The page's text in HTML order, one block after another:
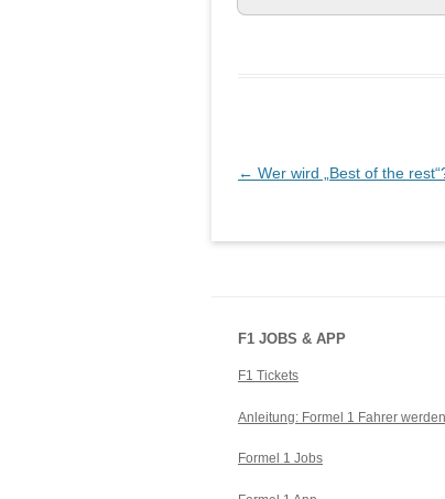
Beitragsnavigation
← Wer wird „Best of the
F1 JOBS & APP
F1 Tickets
Anleitung: Formel 1 Fahrer werden
Formel 1 Jobs